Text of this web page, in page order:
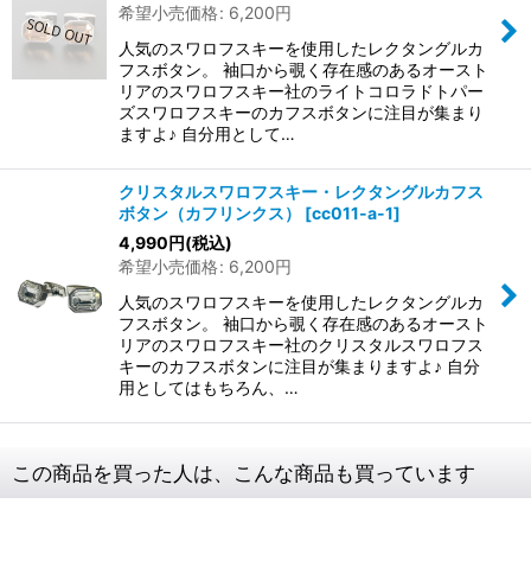
希望小売価格: 6,200円
人気のスワロフスキーを使用したレクタングルカ
フスボタン。 袖口から覗く存在感のあるオースト
リアのスワロフスキー社のライトコロラドトパー
ズスワロフスキーのカフスボタンに注目が集まり
ますよ♪ 自分用として…
クリスタルスワロフスキー・レクタングルカフス
ボタン（カフリンクス）
[cc011-a-1]
4,990円(税込)
希望小売価格: 6,200円
人気のスワロフスキーを使用したレクタングルカ
フスボタン。 袖口から覗く存在感のあるオースト
リアのスワロフスキー社のクリスタルスワロフス
キーのカフスボタンに注目が集まりますよ♪ 自分
用としてはもちろん、…
この商品を買った人は、こんな商品も買っています